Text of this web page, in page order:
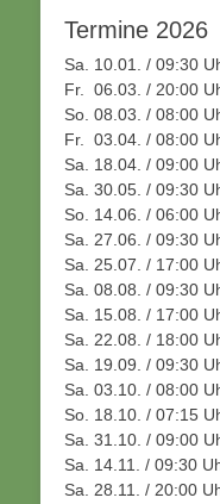
Termine 2026
Sa. 10.01. / 09:30
Fr. 06.03. / 20:00
So. 08.03. / 08:00
Fr. 03.04. / 08:00
Sa. 18.04. / 09:00
Sa. 30.05. / 09:30
So. 14.06. / 06:00
Sa. 27.06. / 09:30
Sa. 25.07. / 17:00
Sa. 08.08. / 09:30
Sa. 15.08. / 17:00
Sa. 22.08. / 18:00
Sa. 19.09. / 09:30
Sa. 03.10. / 08:00
So. 18.10. / 07:15
Sa. 31.10. / 09:00
Sa. 14.11. / 09:30
Sa. 28.11. / 20:00